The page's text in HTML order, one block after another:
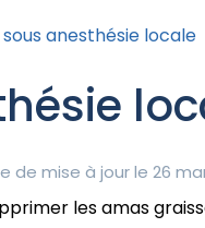
anesthésie locale
de mise à jour le 26
les amas